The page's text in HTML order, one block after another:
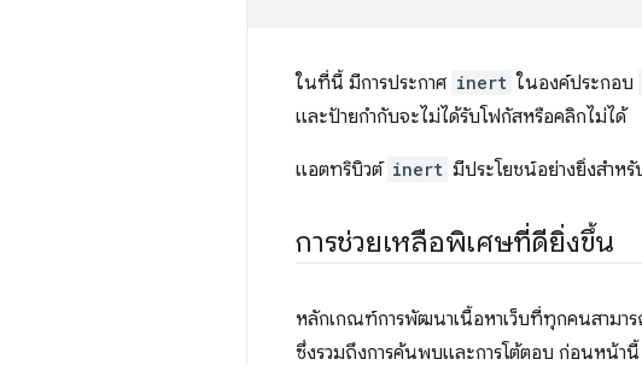
ในที่นี้ มีการประกาศ inert ในองค์ประกอบ
และป้ายกำกับจะไม่ได้รับโฟกัสหรือคลิกไม่ได้
แอตทริบิวต์ inert มีประโยชน์อย่างยิ่งสำห
การช่วยเหลือพิเศษที่ดียิ่งขึ้น
หลักเกณฑ์การพัฒนาเนื้อหาเว็บที่ทุกคนสามาร
ซึ่งรวมถึงการค้นพบและการโต้ตอบ ก่อนหน้า